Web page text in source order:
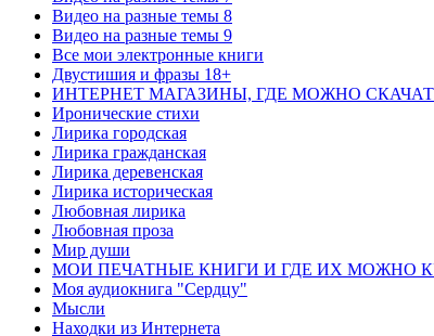
Видео на разные темы 8
Видео на разные темы 9
Все мои электронные книги
Двустишия и фразы 18+
ИНТЕРНЕТ МАГАЗИНЫ, ГДЕ МОЖНО
Иронические стихи
Лирика городская
Лирика гражданская
Лирика деревенская
Лирика историческая
Любовная лирика
Любовная проза
Мир души
МОИ ПЕЧАТНЫЕ КНИГИ И ГДЕ ИХ МОЖНО
Моя аудиокнига "Сердцу"
Мысли
Находки из Интернета